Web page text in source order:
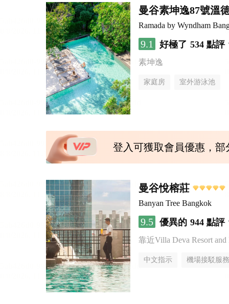
曼谷素坤逸87號溫
Ramada by Wyndham
9.1 好極了 534 點評
素坤逸
家庭房 室外游泳池
登入可獲取會員優惠，
曼谷悅榕莊
Banyan Tree Bangkok
9.5 優異的 944 點評
靠近Villa Deva Resort and
中文指示 機場接駁服務